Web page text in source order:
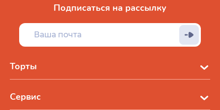
Торты
Сервис
Подписаться на рассылку